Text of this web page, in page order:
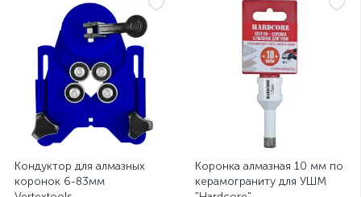
Кондуктор для алмазных
коронок 6-83мм
Коронка алмазная 10 мм по
керамограниту для УШМ